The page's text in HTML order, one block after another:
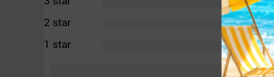
2 star
1 star